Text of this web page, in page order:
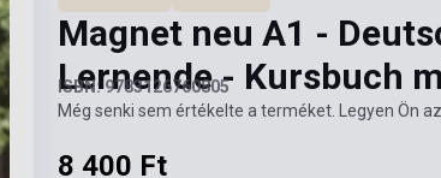
Magnet neu A1 -
Lernende - Kursbuch
ISBN: 9783126760805
Még senki sem értékelte a terméket. Legyen Ön
8 400 Ft